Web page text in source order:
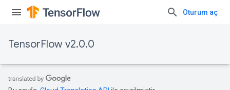
Oturum aç
TensorFlow v2.0.0